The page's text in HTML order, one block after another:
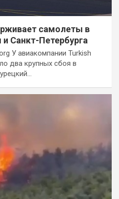
самолеты в
Санкт-Петербурга
У авиакомпании Turkish
два крупных сбоя в